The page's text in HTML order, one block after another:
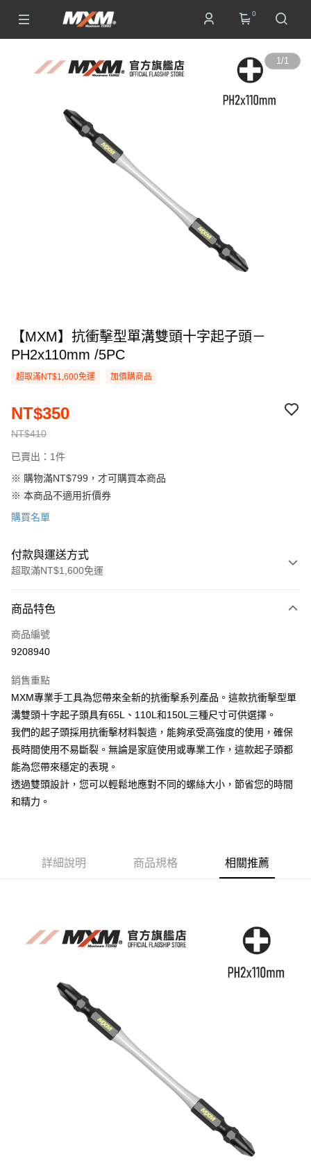
0
1/1
【MXM】抗衝擊型單溝雙頭十字起子頭－
PH2x110mm /5PC
超取滿NT$1,600免運 加價購商品
NT$410
NT$350
已賣出：1件
※ 購物滿NT$799，才可購買本商品
※ 本商品不適用折價券
購買名單
付款與運送方式
超取滿NT$1,600免運
信用卡一次付款
運送方式
付款後全家取貨
每筆NT$60，滿NT$1,600(含以上)免運費
付款後7-11取貨
每筆NT$60，滿NT$1,600(含以上)免運費
順豐快遞宅配
每筆NT$200
商品特色
商品編號
9208940
銷售重點
MXM專業手工具為您帶來全新的抗衝擊系列產品。這款抗衝擊型單
溝雙頭十字起子頭具有65L、110L和150L三種尺寸可供選擇。
我們的起子頭採用抗衝擊材料製造，能夠承受高強度的使用，確保
長時間使用不易斷裂。無論是家庭使用或專業工作，這款起子頭都
能為您帶來穩定的表現。
透過雙頭設計，您可以輕鬆地應對不同的螺絲大小，節省您的時間
和精力。
詳細說明 商品規格 相關推薦